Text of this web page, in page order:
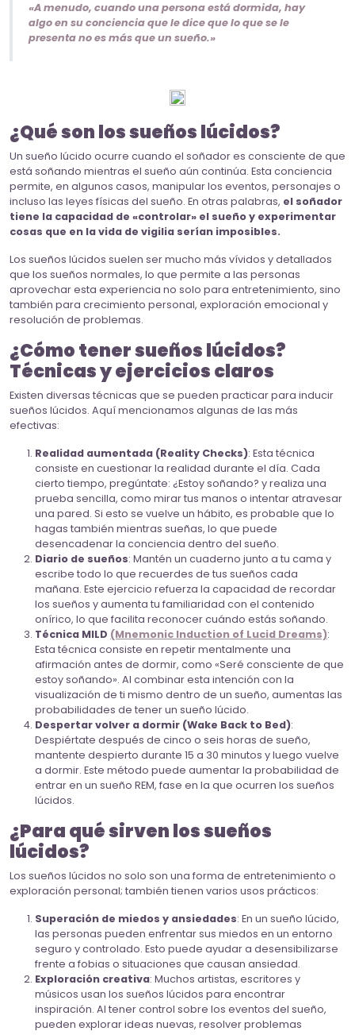
«A menudo, cuando una persona está dormida, hay
algo en su conciencia que le dice que lo que se le
presenta no es más que un sueño.»
¿Qué son los sueños lúcidos?
Un sueño lúcido ocurre cuando el soñador es consciente de que
está soñando mientras el sueño aún continúa. Esta conciencia
permite, en algunos casos, manipular los eventos, personajes o
incluso las leyes físicas del sueño. En otras palabras, el soñador
tiene la capacidad de «controlar» el sueño y experimentar
cosas que en la vida de vigilia serían imposibles.
Los sueños lúcidos suelen ser mucho más vívidos y detallados
que los sueños normales, lo que permite a las personas
aprovechar esta experiencia no solo para entretenimiento, sino
también para crecimiento personal, exploración emocional y
resolución de problemas.
¿Cómo tener sueños lúcidos?
Técnicas y ejercicios claros
Existen diversas técnicas que se pueden practicar para inducir
sueños lúcidos. Aquí mencionamos algunas de las más
efectivas:
Realidad aumentada (Reality Checks): Esta técnica
consiste en cuestionar la realidad durante el día. Cada
cierto tiempo, pregúntate: ¿Estoy soñando? y realiza una
prueba sencilla, como mirar tus manos o intentar atravesar
una pared. Si esto se vuelve un hábito, es probable que lo
hagas también mientras sueñas, lo que puede
desencadenar la conciencia dentro del sueño.
Diario de sueños: Mantén un cuaderno junto a tu cama y
escribe todo lo que recuerdes de tus sueños cada
mañana. Este ejercicio refuerza la capacidad de recordar
los sueños y aumenta tu familiaridad con el contenido
onírico, lo que facilita reconocer cuándo estás soñando.
Técnica MILD (Mnemonic Induction of Lucid Dreams):
Esta técnica consiste en repetir mentalmente una
afirmación antes de dormir, como «Seré consciente de que
estoy soñando». Al combinar esta intención con la
visualización de ti mismo dentro de un sueño, aumentas las
probabilidades de tener un sueño lúcido.
Despertar volver a dormir (Wake Back to Bed):
Despiértate después de cinco o seis horas de sueño,
mantente despierto durante 15 a 30 minutos y luego vuelve
a dormir. Este método puede aumentar la probabilidad de
entrar en un sueño REM, fase en la que ocurren los sueños
lúcidos.
¿Para qué sirven los sueños
lúcidos?
Los sueños lúcidos no solo son una forma de entretenimiento o
exploración personal; también tienen varios usos prácticos:
Superación de miedos y ansiedades: En un sueño lúcido,
las personas pueden enfrentar sus miedos en un entorno
seguro y controlado. Esto puede ayudar a desensibilizarse
frente a fobias o situaciones que causan ansiedad.
Exploración creativa: Muchos artistas, escritores y
músicos usan los sueños lúcidos para encontrar
inspiración. Al tener control sobre los eventos del sueño,
pueden explorar ideas nuevas, resolver problemas